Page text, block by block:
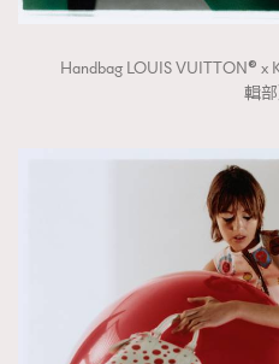
Handbag LOUIS VUITTON®
輯部